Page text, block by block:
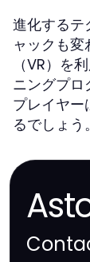
進化するテ
ャックも
（VR）を
ニングプロ
プレイヤー
るでしょう。